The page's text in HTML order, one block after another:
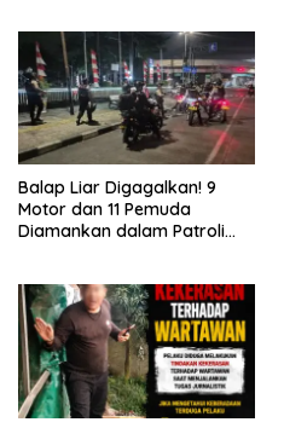
Balap Liar Digagalkan! 9
Motor dan 11 Pemuda
Diamankan dalam Patroli